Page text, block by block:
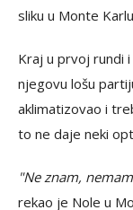
sliku u Monte
Kraj u prvoj rundi
njegovu lošu
aklimatizovao i
to ne daje neki
"Ne znam,
rekao je Nole u